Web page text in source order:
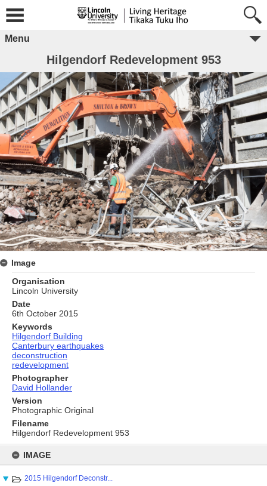
content
IMAGE
2015 Hilgendorf Deconstr...
Menu
Hilgendorf Redevelopment 953
Image
Organisation
Lincoln University
Date
6th October 2015
Keywords
Hilgendorf Building
Canterbury earthquakes
deconstruction
redevelopment
Photographer
David Hollander
Version
Photographic Original
Filename
Hilgendorf Redevelopment 953